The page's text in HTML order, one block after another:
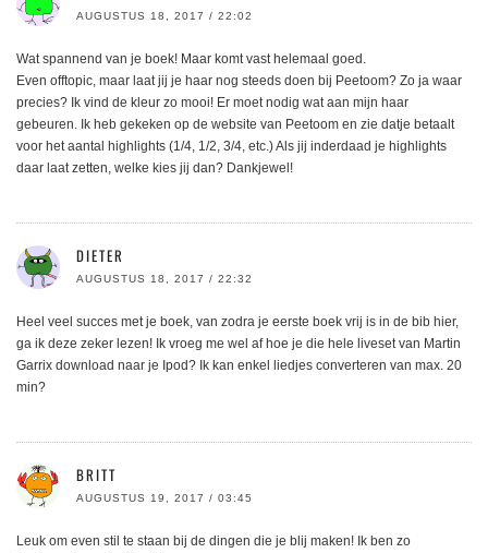
AUGUSTUS 18, 2017 / 22:02
Wat spannend van je boek! Maar komt vast helemaal goed.
Even offtopic, maar laat jij je haar nog steeds doen bij Peetoom? Zo ja waar
precies? Ik vind de kleur zo mooi! Er moet nodig wat aan mijn haar
gebeuren. Ik heb gekeken op de website van Peetoom en zie datje betaalt
voor het aantal highlights (1/4, 1/2, 3/4, etc.) Als jij inderdaad je highlights
daar laat zetten, welke kies jij dan? Dankjewel!
DIETER
AUGUSTUS 18, 2017 / 22:32
Heel veel succes met je boek, van zodra je eerste boek vrij is in de bib hier,
ga ik deze zeker lezen! Ik vroeg me wel af hoe je die hele liveset van Martin
Garrix download naar je Ipod? Ik kan enkel liedjes converteren van max. 20
min?
BRITT
AUGUSTUS 19, 2017 / 03:45
Leuk om even stil te staan bij de dingen die je blij maken! Ik ben zo